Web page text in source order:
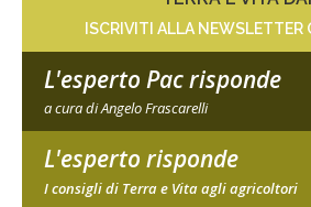
ISCRIVITI ALLA NEWSLETTER
L'esperto Pac risponde
a cura di Angelo Frascarelli
L'esperto risponde
I consigli di Terra e Vita agli agricoltori